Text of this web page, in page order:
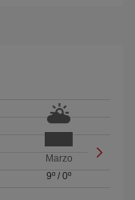
Marzo
9º /0º